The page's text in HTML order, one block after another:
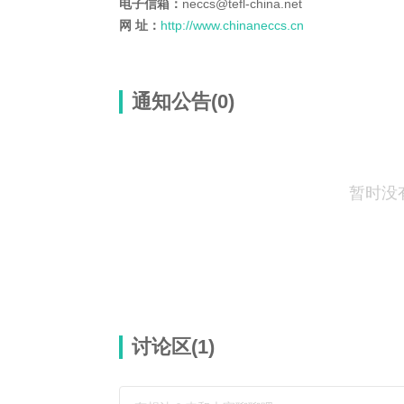
电子信箱： neccs@tefl-china.net
网 址： http://www.chinaneccs.cn
通知公告(0)
暂时没
讨论区(1)